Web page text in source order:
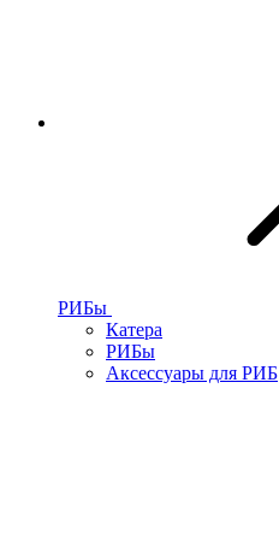
РИБы
Катера
РИБы
Аксессуары для РИБ